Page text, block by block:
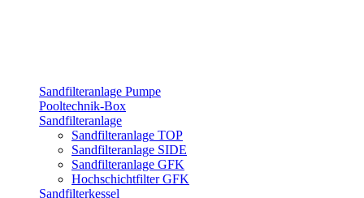
Sandfilteranlage Pumpe
Pooltechnik-Box
Sandfilteranlage
Sandfilteranlage TOP
Sandfilteranlage SIDE
Sandfilteranlage GFK
Hochschichtfilter GFK
Sandfilterkessel